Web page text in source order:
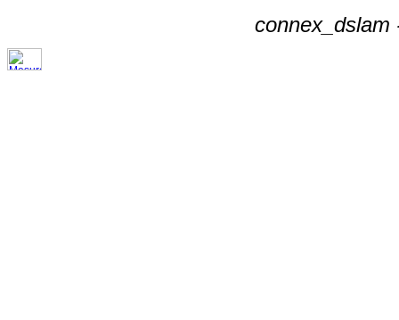
connex_dslam